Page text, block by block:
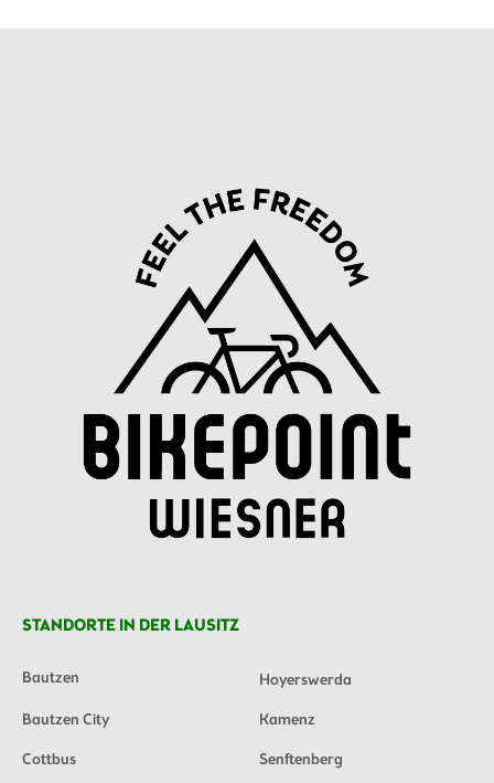
STANDORTE IN DER LAUSITZ
Bautzen
Hoyerswerda
Bautzen City
Kamenz
Cottbus
Senftenberg